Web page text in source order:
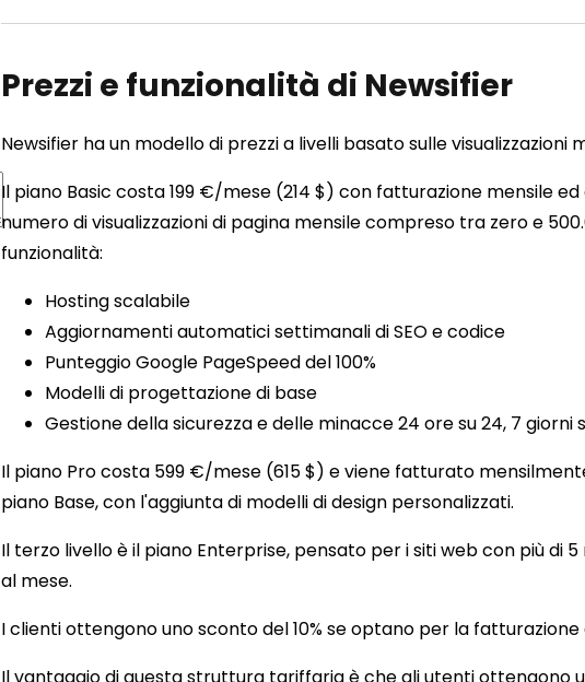
Prezzi e funzionalità di Newsifier
Newsifier ha un modello di prezzi a livelli basato sulle visualizzazioni
Il piano Basic costa 199 €/mese (214 $) con fatturazione mensile
numero di visualizzazioni di pagina mensile compreso tra zero e
funzionalità:
Hosting scalabile
Aggiornamenti automatici settimanali di SEO e codice
Punteggio Google PageSpeed ​​del 100%
Modelli di progettazione di base
Gestione della sicurezza e delle minacce 24 ore su 24, 7 giorni
Il piano Pro costa 599 €/mese (615 $) e viene fatturato
piano Base, con l'aggiunta di modelli di design personalizzati.
Il terzo livello è il piano Enterprise, pensato per i siti web con più di 5
al mese.
I clienti ottengono uno sconto del 10% se optano per la fatturazione